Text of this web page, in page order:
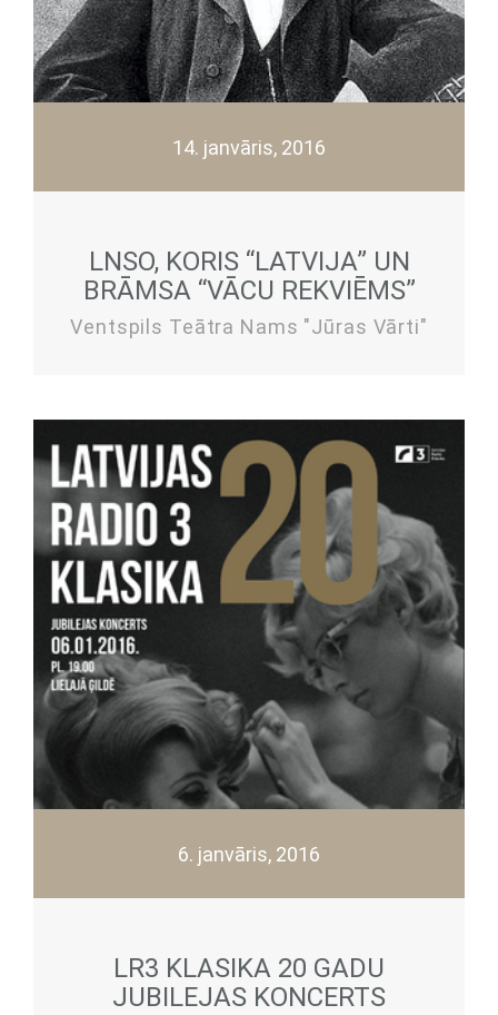
14. janvāris, 2016
LNSO, KORIS “LATVIJA” UN
BRĀMSA “VĀCU REKVIĒMS”
Ventspils Teātra Nams "Jūras Vārti"
6. janvāris, 2016
LR3 KLASIKA 20 GADU
JUBILEJAS KONCERTS